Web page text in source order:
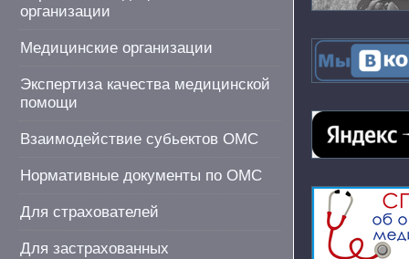
организации
Медицинские организации
Экспертиза качества медицинской
помощи
Взаимодействие субьектов ОМС
Нормативные документы по ОМС
Для страхователей
Для застрахованных